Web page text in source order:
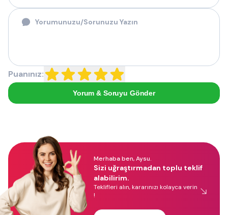
Puanınız:
Yorum & Soruyu Gönder
Merhaba ben, Aysu.
Sizi uğraştırmadan toplu teklif
alabilirim.
Teklifleri alın, kararınızı kolayca verin
!